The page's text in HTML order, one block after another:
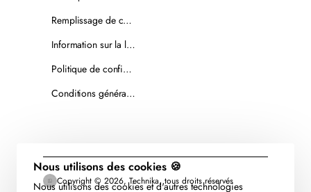
Nous utilisons des cookies 🍪
Nous utilisons des cookies et d'autres technologies
Remplissage de cartouches
Information sur la livraison
Politique de confidentialité
Conditions générales de vente
Copyright © 2026, Technika, tous droits réservés